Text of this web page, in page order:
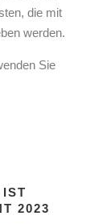
die mit
werden.
Sie
2023